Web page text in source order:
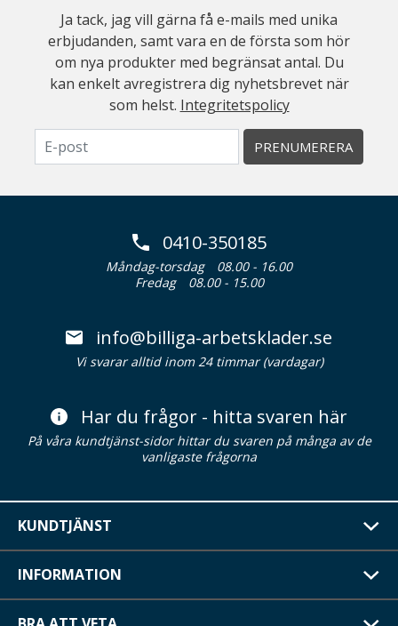
Ja tack, jag vill gärna få e-mails med unika
erbjudanden, samt vara en de första som hör
om nya produkter med begränsat antal. Du
kan enkelt avregistrera dig nyhetsbrevet när
som helst. Integritetspolicy
PRENUMERERA
0410-350185
Måndag-torsdag
08.00 - 16.00
Fredag
08.00 - 15.00
info@billiga-arbetsklader.se
Vi svarar alltid inom 24 timmar (vardagar)
Har du frågor - hitta svaren här
På våra kundtjänst-sidor hittar du svaren på många av de
vanligaste frågorna
KUNDTJÄNST
INFORMATION